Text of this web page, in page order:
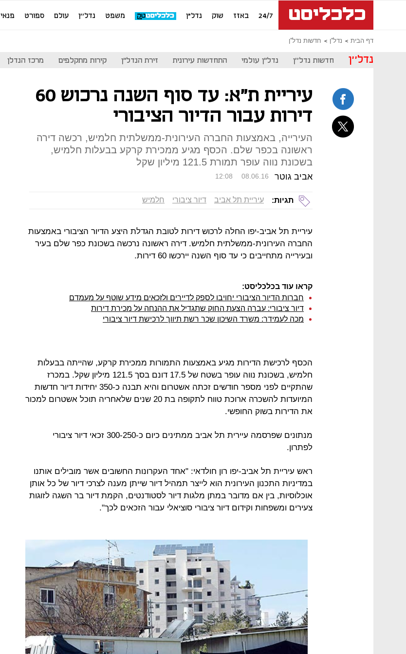
24/7 באזז שוק נדל"ן משפט נדל''ן עולם ספורט פנאי
דף הבית נדל''ן חדשות נדל''ן
נדל''ן חדשות נדל''ן נדל"ן עולמי התחדשות עירונית זירת הנדל"ן קירות מתקלפים מרכז הנדלן
עיריית ת"א: עד סוף השנה נרכוש 60
דירות עבור הדיור הציבורי
העירייה, באמצעות החברה העירונית-ממשלתית חלמיש, רכשה דירה
ראשונה בכפר שלם. הכסף מגיע ממכירת קרקע בבעלות חלמיש,
בשכונת נווה עופר תמורת 121.5 מיליון שקל
אביב גוטר 12:08 08.06.16
תגיות: עיריית תל אביב דיור ציבורי חלמיש
עיריית תל אביב-יפו החלה לרכוש דירות לטובת הגדלת היצע הדיור הציבורי באמצעות
החברה העירונית-ממשלתית חלמיש. דירה ראשונה נרכשה בשכונת כפר שלם בעיר
ובעירייה מתחייבים כי עד סוף השנה יירכשו 60 דירות.
קראו עוד בכלכליסט:
חברות הדיור הציבורי יחויבו לספק לדיירים ולזכאים מידע שוטף על מעמדם
דיור ציבורי: עברה הצעת החוק שתגדיל את ההנחה על מכירת דירות
מכה לעמידר: משרד השיכון שכר רשת תיווך לרכישת דיור ציבורי
הכסף לרכישת הדירות מגיע באמצעות התמורות ממכירת קרקע, שהייתה בבעלות
חלמיש, בשכונת נווה עופר בשטח של 17.5 דונם בסך 121.5 מיליון שקל. במכרז
שהתקיים לפני מספר חודשים זכתה אשטרום והיא תבנה כ-350 יחידות דיור חדשות
המיועדות להשכרה ארוכת טווח לתקופה בת 20 שנים שלאחריה תוכל אשטרום למכור
את הדירות בשוק החופשי.
מנתונים שפרסמה עיירית תל אביב ממתינים כיום כ-300-250 זכאי דיור ציבורי
לפתרון.
ראש עיריית תל אביב-יפו רון חולדאי: "אחד העקרונות החשובים אשר מובילים אותנו
במדיניות התכנון העירונית הוא לייצר תמהיל דיור שייתן מענה לצרכי דיור של כל אותן
אוכלוסיות, בין אם מדובר במתן מלגות דיור לסטודנטים, הקמת דיור בר השגה לזוגות
צעירים ומשפחות וקידום דיור ציבורי סוציאלי עבור הזכאים לכך".